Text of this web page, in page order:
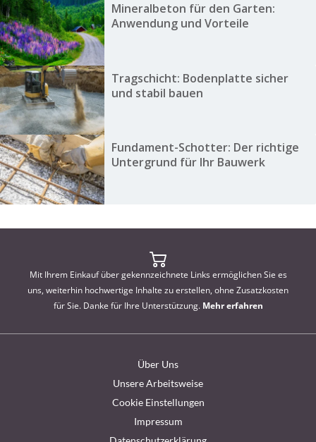
Mineralbeton für den Garten:
Anwendung und Vorteile
Tragschicht: Bodenplatte sicher
und stabil bauen
Fundament-Schotter: Der richtige
Untergrund für Ihr Bauwerk
Mit Ihrem Einkauf über gekennzeichnete Links ermöglichen Sie es
uns, weiterhin hochwertige Inhalte zu erstellen, ohne Zusatzkosten
für Sie. Danke für Ihre Unterstützung. Mehr erfahren
Über Uns
Unsere Arbeitsweise
Cookie Einstellungen
Impressum